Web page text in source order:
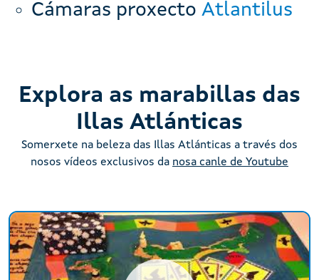
Cámaras proxecto Atlantilus
Explora as marabillas das
Illas Atlánticas
Somerxete na beleza das Illas Atlánticas a través dos
nosos vídeos exclusivos da nosa canle de Youtube